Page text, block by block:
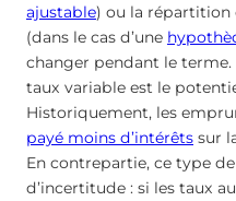
ajustable) ou la répartition
(dans le cas d’une
changer pendant le
taux variable est le
Historiquement, les
payé moins d’intérêts sur
En contrepartie, ce type
d’incertitude : si les taux